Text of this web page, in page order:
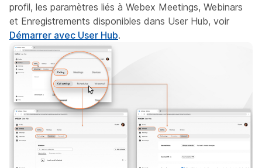
profil, les paramètres liés à Webex Meetings, Webinars
et Enregistrements disponibles dans User Hub, voir
Démarrer avec User Hub.